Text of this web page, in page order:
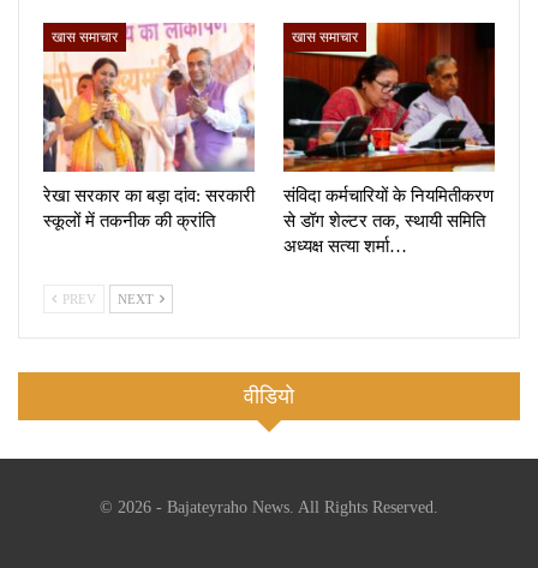
खास समाचार
रेखा सरकार का बड़ा दांव: सरकारी
स्कूलों में तकनीक की क्रांति
खास समाचार
संविदा कर्मचारियों के नियमितीकरण
से डॉग शेल्टर तक, स्थायी समिति
अध्यक्ष सत्या शर्मा…
PREV NEXT
वीडियो
© 2026 - Bajateyraho News. All Rights Reserved.